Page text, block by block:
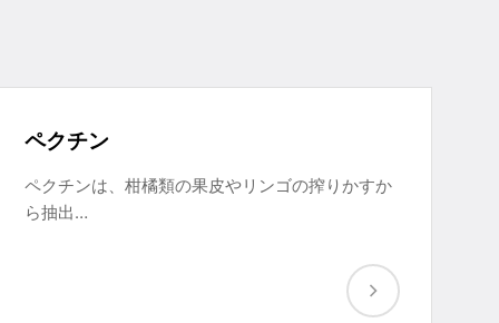
ペクチン
ペクチンは、柑橘類の果皮やリンゴの搾りかすか
ら抽出…